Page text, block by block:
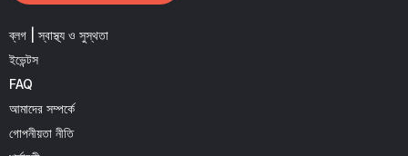
ব্লগ | স্বাস্থ্য ও সুস্থতা
ইভেন্টস
FAQ
আমাদের সম্পর্কে
গোপনীয়তা নীতি